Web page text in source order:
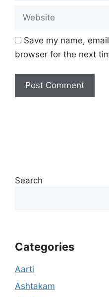
Website
Save my name,
browser for the next
Search
Categories
Aarti
Ashtakam